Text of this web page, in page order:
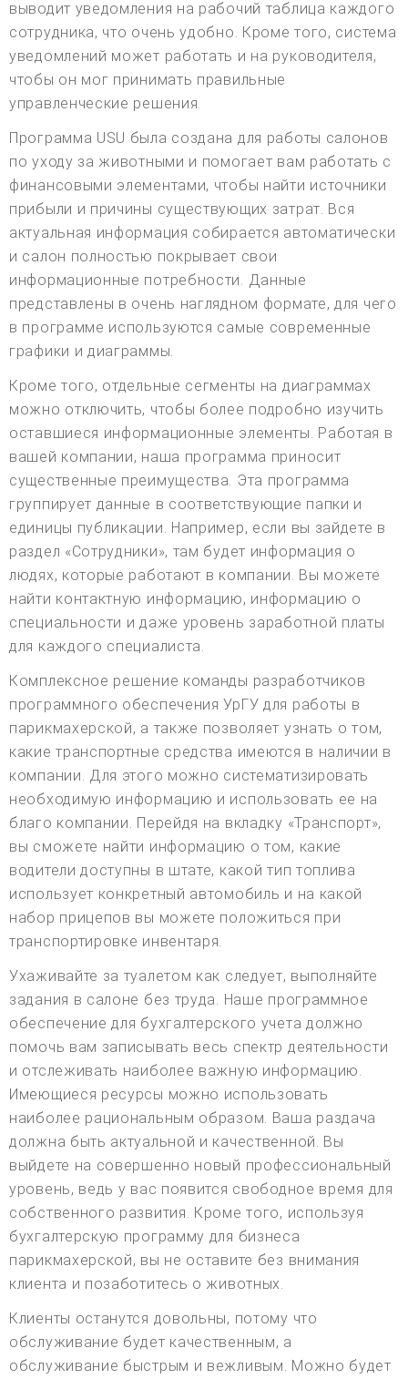
выводит уведомления на рабочий таблица каждого
сотрудника, что очень удобно. Кроме того, система
уведомлений может работать и на руководителя,
чтобы он мог принимать правильные
управленческие решения.
Программа USU была создана для работы салонов
по уходу за животными и помогает вам работать с
финансовыми элементами, чтобы найти источники
прибыли и причины существующих затрат. Вся
актуальная информация собирается автоматически
и салон полностью покрывает свои
информационные потребности. Данные
представлены в очень наглядном формате, для чего
в программе используются самые современные
графики и диаграммы.
Кроме того, отдельные сегменты на диаграммах
можно отключить, чтобы более подробно изучить
оставшиеся информационные элементы. Работая в
вашей компании, наша программа приносит
существенные преимущества. Эта программа
группирует данные в соответствующие папки и
единицы публикации. Например, если вы зайдете в
раздел «Сотрудники», там будет информация о
людях, которые работают в компании. Вы можете
найти контактную информацию, информацию о
специальности и даже уровень заработной платы
для каждого специалиста.
Комплексное решение команды разработчиков
программного обеспечения УрГУ для работы в
парикмахерской, а также позволяет узнать о том,
какие транспортные средства имеются в наличии в
компании. Для этого можно систематизировать
необходимую информацию и использовать ее на
благо компании. Перейдя на вкладку «Транспорт»,
вы сможете найти информацию о том, какие
водители доступны в штате, какой тип топлива
использует конкретный автомобиль и на какой
набор прицепов вы можете положиться при
транспортировке инвентаря.
Ухаживайте за туалетом как следует, выполняйте
задания в салоне без труда. Наше программное
обеспечение для бухгалтерского учета должно
помочь вам записывать весь спектр деятельности
и отслеживать наиболее важную информацию.
Имеющиеся ресурсы можно использовать
наиболее рациональным образом. Ваша раздача
должна быть актуальной и качественной. Вы
выйдете на совершенно новый профессиональный
уровень, ведь у вас появится свободное время для
собственного развития. Кроме того, используя
бухгалтерскую программу для бизнеса
парикмахерской, вы не оставите без внимания
клиента и позаботитесь о животных.
Клиенты останутся довольны, потому что
обслуживание будет качественным, а
обслуживание быстрым и вежливым. Можно будет